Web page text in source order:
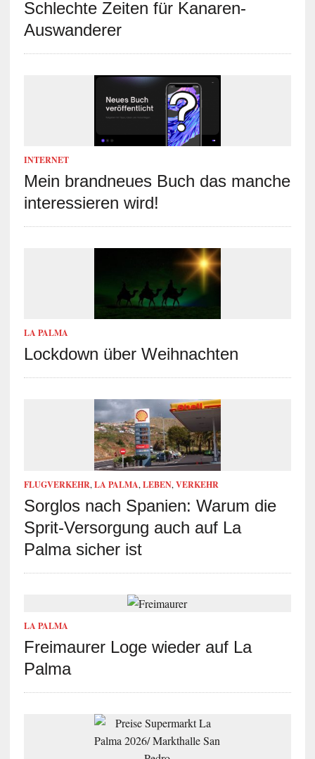
Schlechte Zeiten für Kanaren-
Auswanderer
INTERNET
Mein brandneues Buch das manche
interessieren wird!
LA PALMA
Lockdown über Weihnachten
FLUGVERKEHR, LA PALMA, LEBEN, VERKEHR
Sorglos nach Spanien: Warum die
Sprit-Versorgung auch auf La
Palma sicher ist
LA PALMA
Freimaurer Loge wieder auf La
Palma